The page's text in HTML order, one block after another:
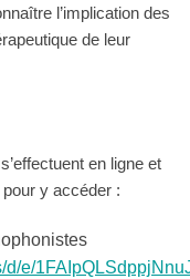
l’implication des
de leur
en ligne et
y accéder :
d/e/